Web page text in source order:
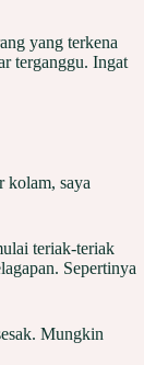
yang terkena
terganggu. Ingat
kolam, saya
teriak-teriak
Sepertinya
Mungkin